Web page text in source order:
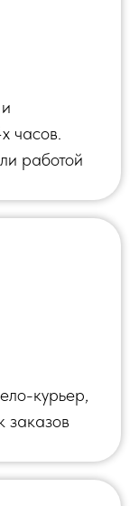
часов.
работой
курьер,
заказов